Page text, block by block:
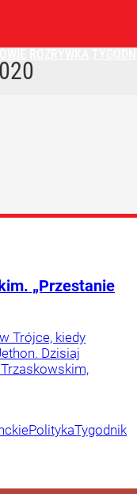
„Przestanie
Trójce, kiedy
Dzisiaj
PolitykaTygodnik